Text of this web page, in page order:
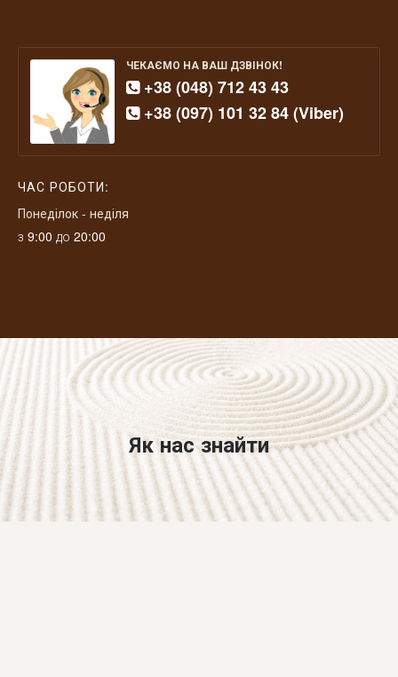
ЧЕКАЄМО НА ВАШ ДЗВІНОК!
+38 (048) 712 43 43
+38 (097) 101 32 84 (Viber)
ЧАС РОБОТИ:
Понеділок - неділя
з 9:00 до 20:00
Як нас знайти